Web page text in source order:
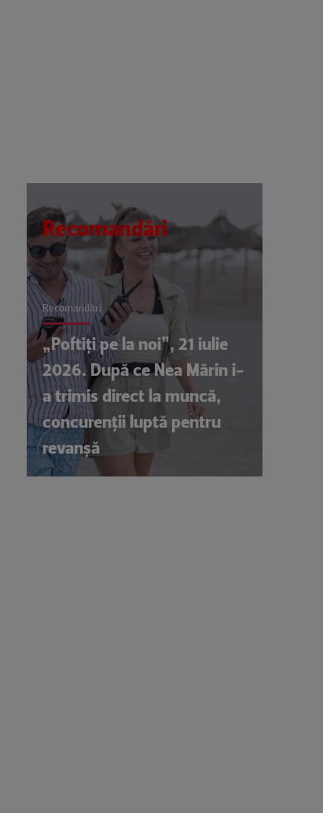
Recomandări
Recomandări
„Poftiți pe la noi”, 21 iulie
2026. După ce Nea Mărin i-
a trimis direct la muncă,
concurenții luptă pentru
revanșă